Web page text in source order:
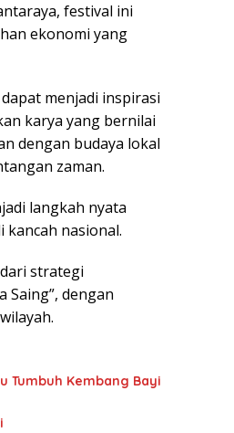
festival ini
ekonomi yang
menjadi inspirasi
karya yang bernilai
dengan budaya lokal
zaman.
langkah nyata
nasional.
strategi
Saing”, dengan
Tumbuh Kembang Bayi